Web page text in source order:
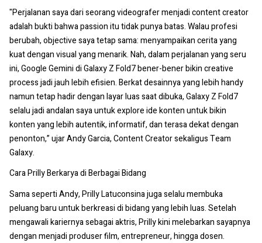
"Perjalanan saya dari seorang videografer menjadi content creator
adalah bukti bahwa passion itu tidak punya batas. Walau profesi
berubah, objective saya tetap sama: menyampaikan cerita yang
kuat dengan visual yang menarik. Nah, dalam perjalanan yang seru
ini, Google Gemini di Galaxy Z Fold7 bener-bener bikin creative
process jadi jauh lebih efisien. Berkat desainnya yang lebih handy
namun tetap hadir dengan layar luas saat dibuka, Galaxy Z Fold7
selalu jadi andalan saya untuk explore ide konten untuk bikin
konten yang lebih autentik, informatif, dan terasa dekat dengan
penonton,” ujar Andy Garcia, Content Creator sekaligus Team
Galaxy.
Cara Prilly Berkarya di Berbagai Bidang
Sama seperti Andy, Prilly Latuconsina juga selalu membuka
peluang baru untuk berkreasi di bidang yang lebih luas. Setelah
mengawali kariernya sebagai aktris, Prilly kini melebarkan sayapnya
dengan menjadi produser film, entrepreneur, hingga dosen.